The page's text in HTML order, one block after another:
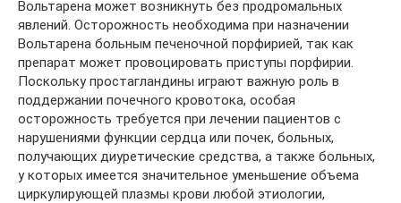
Вольтарена может возникнуть без продромальных
явлений. Осторожность необходима при назначении
Вольтарена больным печеночной порфирией, так как
препарат может провоцировать приступы порфирии.
Поскольку простагландины играют важную роль в
поддержании почечного кровотока, особая
осторожность требуется при лечении пациентов с
нарушениями функции сердца или почек, больных,
получающих диуретические средства, а также больных,
у которых имеется значительное уменьшение объема
циркулирующей плазмы крови любой этиологии,